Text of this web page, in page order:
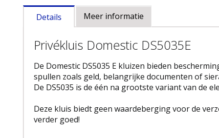
naar
van
afbeeldingen-
gallerij
Details
Privékluis Domestic DS5035E
De Domestic DS5035 E kluizen bieden
spullen zoals geld, belangrijke documenten of
De DS5035 is de één na grootste variant van de
Deze kluis biedt geen waardeberging voor de
verder goed!
Meer informatie